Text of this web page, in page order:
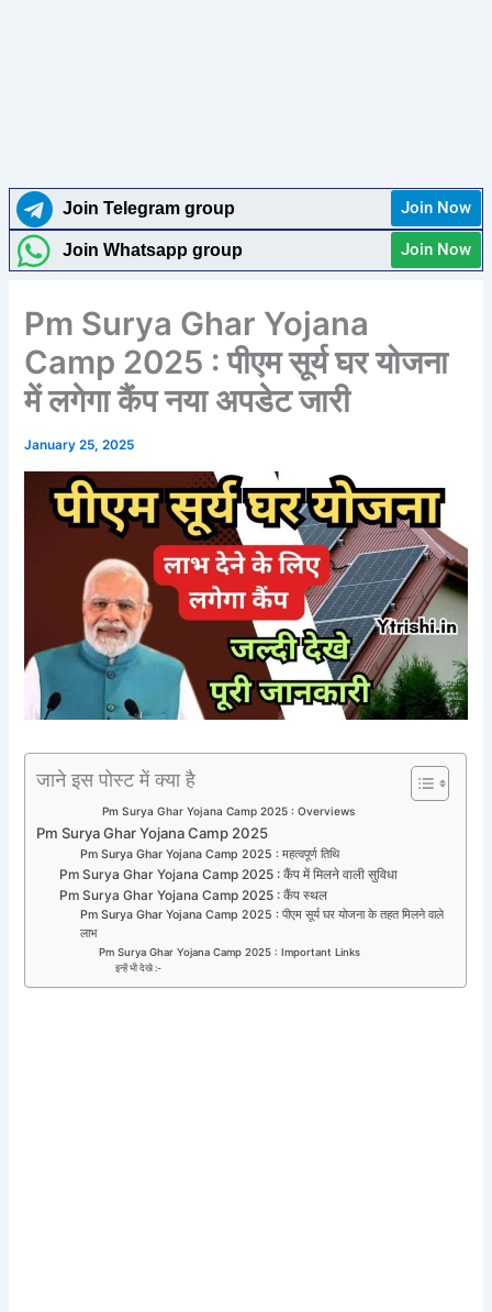
Join Telegram group Join Now
Join Whatsapp group Join Now
Pm Surya Ghar Yojana
Camp 2025 : पीएम सूर्य घर योजना
में लगेगा कैंप नया अपडेट जारी
January 25, 2025
जाने इस पोस्ट में क्या है
Pm Surya Ghar Yojana Camp 2025 : Overviews
Pm Surya Ghar Yojana Camp 2025
Pm Surya Ghar Yojana Camp 2025 : महत्वपूर्ण तिथि
Pm Surya Ghar Yojana Camp 2025 : कैंप में मिलने वाली सुविधा
Pm Surya Ghar Yojana Camp 2025 : कैंप स्थल
Pm Surya Ghar Yojana Camp 2025 : पीएम सूर्य घर योजना के तहत मिलने वाले
लाभ
Pm Surya Ghar Yojana Camp 2025 : Important Links
इन्हें भी देखे :-